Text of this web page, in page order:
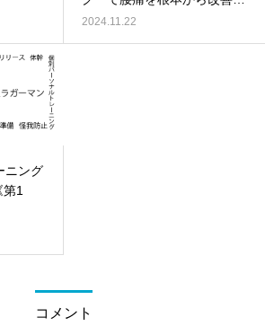
る方法」
2024.11.22
ニング
第1
コメント